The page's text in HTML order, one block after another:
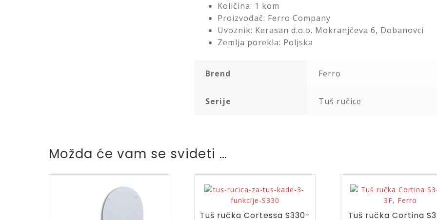
Količina: 1 kom
Proizvođač: Ferro Company
Uvoznik: Kerasan d.o.o. Mokranjčeva 6, Dobanovci
Zemlja porekla: Poljska
Brend Ferro
Serije Tuš ručice
Možda će vam se svideti …
Tuš ručka Cortessa S330-
Tuš ručka Cortina